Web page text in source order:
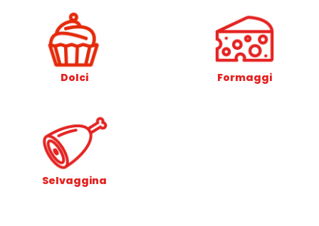
Dolci Formaggi
Selvaggina